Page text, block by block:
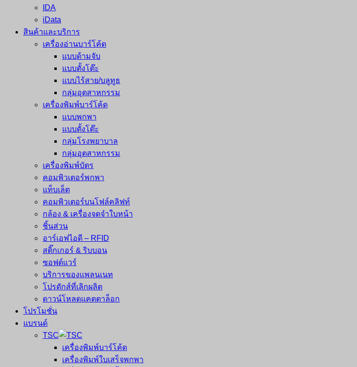
IDA
iData
สินค้าและบริการ
เครื่องอ่านบาร์โค้ด
แบบด้ามจับ
แบบตั้งโต๊ะ
แบบไร้สาย/บลูทูธ
กลุ่มอุตสาหกรรม
เครื่องพิมพ์บาร์โค้ด
แบบพกพา
แบบตั้งโต๊ะ
กลุ่มโรงพยาบาล
กลุ่มอุตสาหกรรม
เครื่องพิมพ์บัตร
คอมพิวเตอร์พกพา
แท็บเล็ต
คอมพิวเตอร์บนโฟล์คลิฟท์
กล้อง & เครื่องจดจำใบหน้า
ชิ้นส่วน
อาร์เอฟไอดี – RFID
สติ๊กเกอร์ & ริบบอน
ซอฟต์แวร์
บริการของแพลนเนท
โปรดักส์ที่เลิกผลิต
ดาวน์โหลดแคตตาล็อก
โปรโมชั่น
แบรนด์
TSC
เครื่องพิมพ์บาร์โค้ด
เครื่องพิมพ์ใบเสร็จพกพา